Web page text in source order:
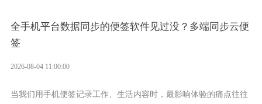
全手机平台数据同步的便签软件见过没？多端同步云便
签
2026-08-04 11:00:00
当我们用手机便签记录工作、生活内容时，最影响体验的痛点往往